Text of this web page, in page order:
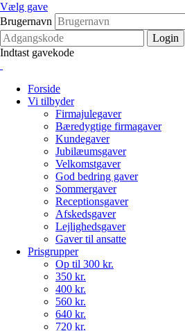
Vælg gave
Brugernavn
Login
Indtast gavekode
Forside
Vi tilbyder
Firmajulegaver
Bæredygtige firmagaver
Kundegaver
Jubilæumsgaver
Velkomstgaver
God bedring gaver
Sommergaver
Receptionsgaver
Afskedsgaver
Lejlighedsgaver
Gaver til ansatte
Prisgrupper
Op til 300 kr.
350 kr.
400 kr.
560 kr.
640 kr.
720 kr.